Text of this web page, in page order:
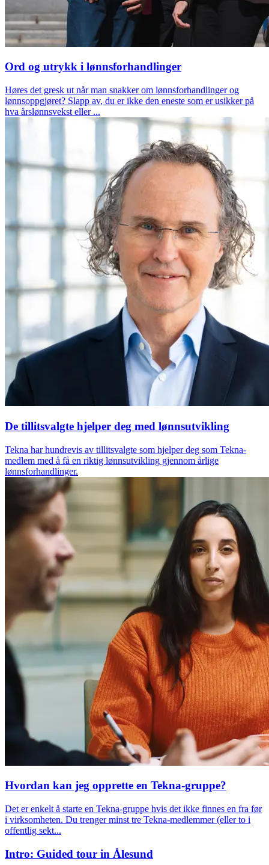
Ord og utrykk i lønnsforhandlinger
Høres det gresk ut når man snakker om lønnsforhandlinger og
lønnsoppgjøret? Slapp av, du er ikke den eneste som er usikker på
hva årslønnsvekst eller ...
De tillitsvalgte hjelper deg med lønnsutvikling
Tekna har hundrevis av tillitsvalgte som hjelper deg som Tekna-
medlem med å få en riktig lønnsutvikling gjennom årlige
lønnsforhandlinger.
Hvordan kan jeg opprette en Tekna-gruppe?
Det er enkelt å starte en Tekna-gruppe hvis det ikke finnes en fra før
i virksomheten. Du trenger minst tre Tekna-medlemmer (eller to i
offentlig sekt...
Intro: Guided tour in Ålesund